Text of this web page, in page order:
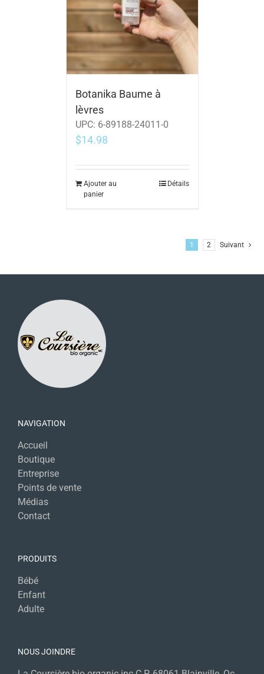
Botanika Baume à
lèvres
UPC: 6-89188-24011-0
$14.98
Ajouter au
panier
Détails
1 2 Suivant
NAVIGATION
Accueil
Boutique
Entreprise
Points de vente
Médias
Contact
PRODUITS
Bébé
Enfant
Adulte
NOUS JOINDRE